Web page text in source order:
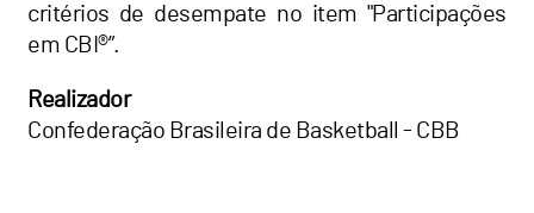
critérios de desempate no item "Participações
em CBI®”.
Realizador
Confederação Brasileira de Basketball - CBB